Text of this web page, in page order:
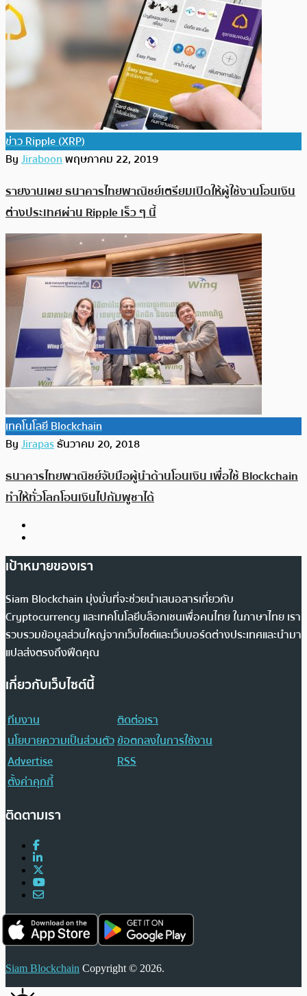
ข่าว Ripple (XRP)
ByJiraboonพฤษภาคม 22, 2019
รายงานเผย ธนาคารไทยพาณิชย์เตรียมเปิดให้ผู้ใช้งานโอนเงิน
ต่างประเทศผ่าน Ripple เร็ว ๆ นี้
เทคโนโลยี Blockchain
ByJirapasธันวาคม 20, 2018
ธนาคารไทยพาณิชย์จับมือผู้นำด้านโอนเงิน เพื่อใช้ Blockchain
ทำให้ทั่วโลกโอนเงินไปกัมพูชาได้
เป้าหมายของเรา
Siam Blockchain มุ่งมั่นที่จะช่วยนำเสนอสารเกี่ยวกับ
Cryptocurrency และเทคโนโลยีบล็อกเชนเพื่อคนไทย ในภาษาไทย เรา
รวบรวมข้อมูลส่วนใหญ่จากเว็บไซต์และเว็บบอร์ดต่างประเทศและนำมา
แปลส่งตรงถึงฟีดคุณ
เกี่ยวกับเว็บไซต์นี้
ทีมงาน
ติดต่อเรา
นโยบายความเป็นส่วนตัวข้อตกลงในการใช้งาน
Advertise
RSS
ตั้งค่าคุกกี้
ติดตามเรา
Siam Blockchain Copyright © 2026.